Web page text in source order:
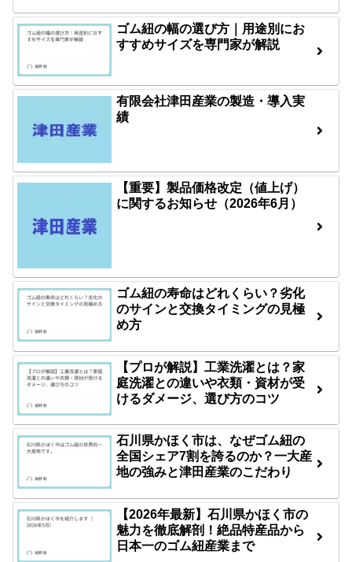
ゴム紐の幅の選び方｜用途別にお
すすめサイズを専門家が解説
有限会社津田産業の製造・導入実
績
【重要】製品価格改定（値上げ）
に関するお知らせ（2026年6月）
ゴム紐の寿命はどれくらい？劣化
のサインと交換タイミングの見極
め方
【プロが解説】工業洗濯とは？家
庭洗濯との違いや衣類・資材が受
けるダメージ、選び方のコツ
石川県かほく市は、なぜゴム紐の
全国シェア7割を誇るのか？一大産
地の強みと津田産業のこだわり
【2026年最新】石川県かほく市の
魅力を徹底解剖！絶品特産品から
日本一のゴム紐産業まで